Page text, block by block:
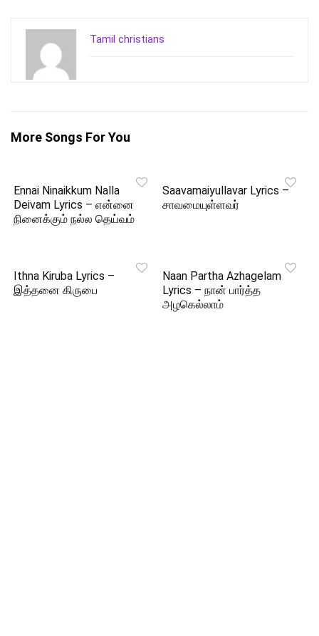
Tamil christians
More Songs For You
Ennai Ninaikkum Nalla
Deivam Lyrics – என்னை
நினைக்கும் நல்ல தெய்வம்
Saavamaiyullavar Lyrics –
சாவமையுள்ளவர்
Ithna Kiruba Lyrics –
இத்தனை கிருபை
Naan Partha Azhagelam
Lyrics – நான் பார்த்த
அழகெல்லாம்